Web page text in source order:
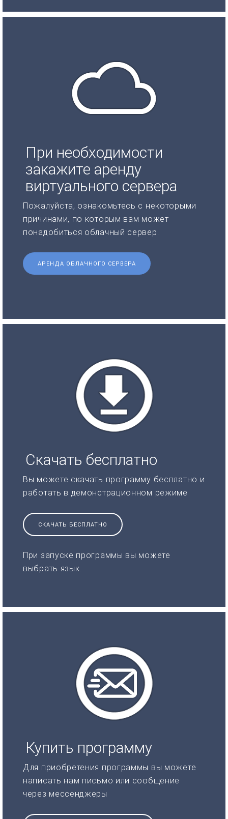
При необходимости
закажите аренду
виртуального сервера
Пожалуйста, ознакомьтесь с некоторыми
причинами, по которым вам может
понадобиться облачный сервер.
АРЕНДА ОБЛАЧНОГО СЕРВЕРА
Скачать бесплатно
Вы можете скачать программу бесплатно и
работать в демонстрационном режиме
СКАЧАТЬ БЕСПЛАТНО
При запуске программы вы можете
выбрать язык.
Купить программу
Для приобретения программы вы можете
написать нам письмо или сообщение
через мессенджеры